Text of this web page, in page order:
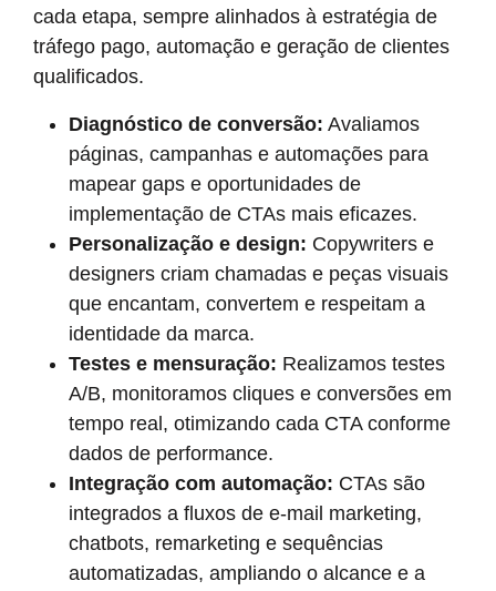
cada etapa, sempre alinhados à estratégia de
tráfego pago, automação e geração de clientes
qualificados.
Diagnóstico de conversão: Avaliamos
páginas, campanhas e automações para
mapear gaps e oportunidades de
implementação de CTAs mais eficazes.
Personalização e design: Copywriters e
designers criam chamadas e peças visuais
que encantam, convertem e respeitam a
identidade da marca.
Testes e mensuração: Realizamos testes
A/B, monitoramos cliques e conversões em
tempo real, otimizando cada CTA conforme
dados de performance.
Integração com automação: CTAs são
integrados a fluxos de e-mail marketing,
chatbots, remarketing e sequências
automatizadas, ampliando o alcance e a